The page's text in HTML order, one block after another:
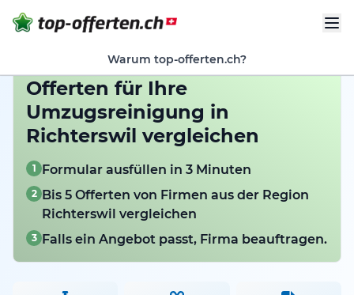
Warum top-offerten.ch?
Offerten für Ihre
Umzugsreinigung in
Richterswil vergleichen
1 Formular ausfüllen in 3 Minuten
2 Bis 5 Offerten von Firmen aus der Region
Richterswil vergleichen
3 Falls ein Angebot passt, Firma beauftragen.